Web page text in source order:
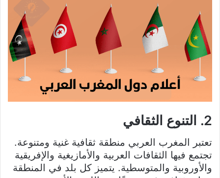
2. التنوع الثقافي
تعتبر المغرب العربي منطقة ثقافية غنية ومتنوعة.
تجتمع فيها الثقافات العربية والأمازيغية والإفريقية
والأوروبية والمتوسطية. يتميز كل بلد في المنطقة